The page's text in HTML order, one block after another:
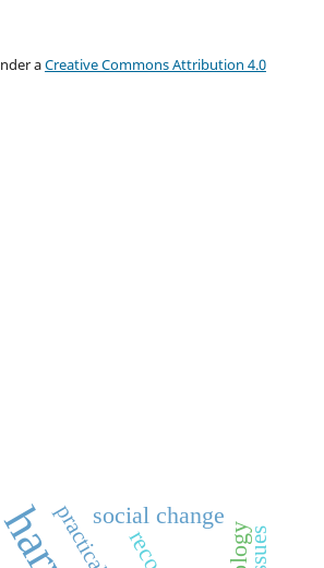
aCreative Commons Attribution 4.0
social change